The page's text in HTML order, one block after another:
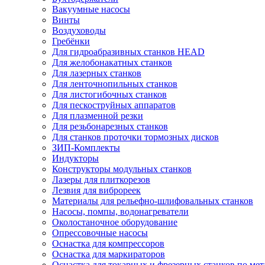
Вакуумные насосы
Винты
Воздуховоды
Гребёнки
Для гидроабразивных станков HEAD
Для желобонакатных станков
Для лазерных станков
Для ленточнопильных станков
Для листогибочных станков
Для пескоструйных аппаратов
Для плазменной резки
Для резьбонарезных станков
Для станков проточки тормозных дисков
ЗИП-Комплекты
Индукторы
Конструкторы модульных станков
Лазеры для плиткорезов
Лезвия для виброреек
Материалы для рельефно-шлифовальных станков
Насосы, помпы, водонагреватели
Околостаночное оборудование
Опрессовочные насосы
Оснастка для компрессоров
Оснастка для маркираторов